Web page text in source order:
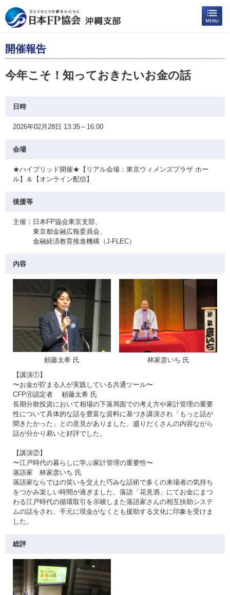
開催報告
今年こそ！知っておきたいお金の話
日時
2026年02月28日 13:35～16:00
会場
★ハイブリッド開催★【リアル会場：東京ウィメンズプラザ ホー
ル】＆【オンライン配信】
後援等
主催：日本FP協会東京支部、
東京都金融広報委員会、
金融経済教育推進機構（J-FLEC）
内容
頼藤太希 氏
林家彦いち 氏
【講演①】
〜お金が貯まる人が実践している共通ツール〜
CFPⓇ認定者 頼藤太希 氏
長期分散投資において相場の下落局面での考え方や家計管理の重要
性について具体的な話を豊富な資料に基づき講演され「もっと話が
聞きたかった」との意見がありました。盛りだくさんの内容ながら
話が分かり易いと好評でした。
【講演②】
〜江戸時代の暮らしに学ぶ家計管理の重要性〜
落語家 林家彦いち 氏
落語家ならではの笑いを交えた巧みな話術で多くの来場者の気持ち
をつかみ楽しい時間が過ぎました。落語「花見酒」にてお金にまつ
わる江戸時代の循環取引を示唆しまた落語家さんの相互扶助システ
ムの話をされ、手元に現金がなくとも援助する文化に印象を受けま
した。
総評